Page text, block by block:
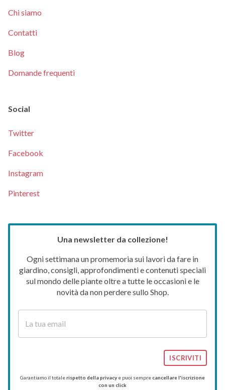
Chi siamo
Contatti
Blog
Domande frequenti
Social
Twitter
Facebook
Instagram
Pinterest
Una newsletter da collezione!
Ogni settimana un promemoria sui lavori da fare in
giardino, consigli, approfondimenti e contenuti speciali
sul mondo delle piante oltre a tutte le occasioni e le
novità da non perdere sullo Shop.
ISCRIVITI
Garantiamo il totalerispetto della privacy e puoi semprecancellare l'iscrizione
con un click